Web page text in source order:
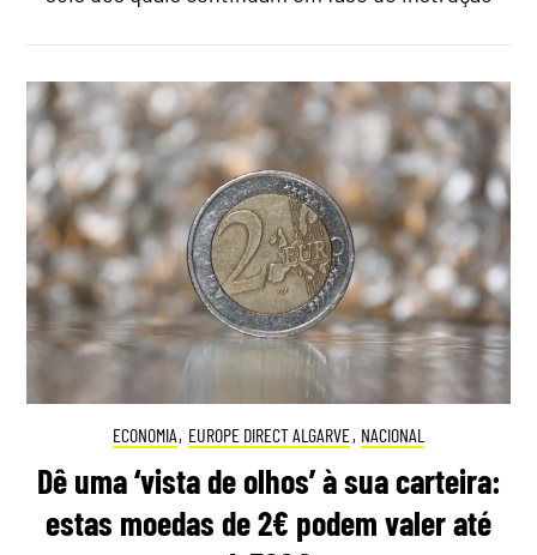
ECONOMIA, EUROPE DIRECT ALGARVE, NACIONAL
Dê uma ‘vista de olhos’ à sua carteira:
estas moedas de 2€ podem valer até